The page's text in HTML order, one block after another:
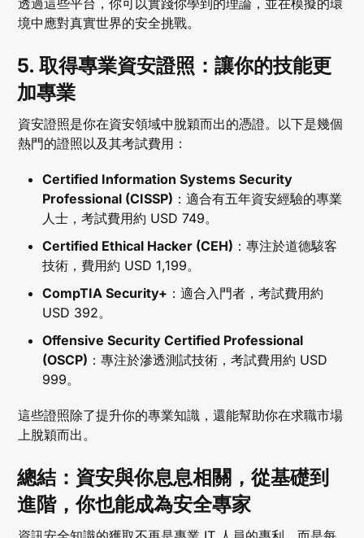
境中應對真實世界的安全挑戰。
5.取得專業資安證照：讓你的技能更
加專業
資安證照是你在資安領域中脫穎而出的憑證。以下是幾個
熱門的證照以及其考試費用：
Certified Information Systems Security
Professional (CISSP) ：適合有五年資安經驗的專業
人士，考試費用約 USD 749。
Certified Ethical Hacker (CEH) ：專注於道德駭客
技術，費用約 USD 1,199。
CompTIA Security+ ：適合入門者，考試費用約
USD 392。
Offensive Security Certified Professional
(OSCP) ：專注於滲透測試技術，考試費用約 USD
999。
這些證照除了提升你的專業知識，還能幫助你在求職市場
上脫穎而出。
總結：資安與你息息相關，從基礎到
進階，你也能成為安全專家